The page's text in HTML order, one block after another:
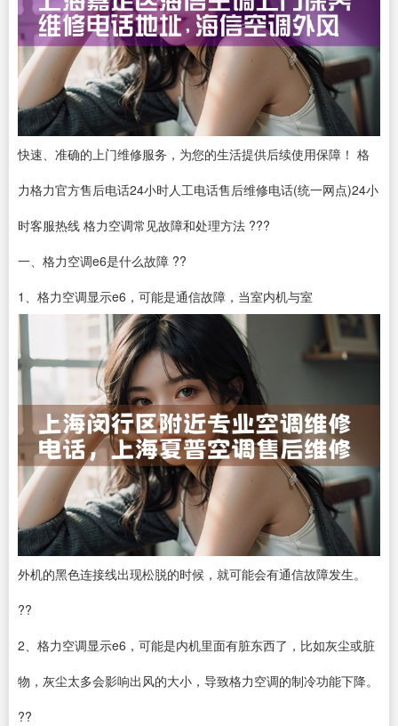
快速、准确的上门维修服务，为您的生活提供后续使用保障！ 格
力格力官方售后电话24小时人工电话售后维修电话(统一网点)24小
时客服热线 格力空调常见故障和处理方法 ???
一、格力空调e6是什么故障 ??
1、格力空调显示e6，可能是通信故障，当室内机与室
外机的黑色连接线出现松脱的时候，就可能会有通信故障发生。
??
2、格力空调显示e6，可能是内机里面有脏东西了，比如灰尘或脏
物，灰尘太多会影响出风的大小，导致格力空调的制冷功能下降。
??